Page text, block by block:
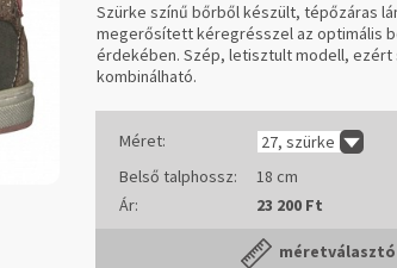
Szürke színű bőrből készült, tépőzáras
megerősített kéregrésszel az optimális
érdekében. Szép, letisztult modell, ezért
kombinálható.
Méret:
27, szürke
Belső talphossz:
18 cm
Ár:
23 200 Ft
méretválasztó